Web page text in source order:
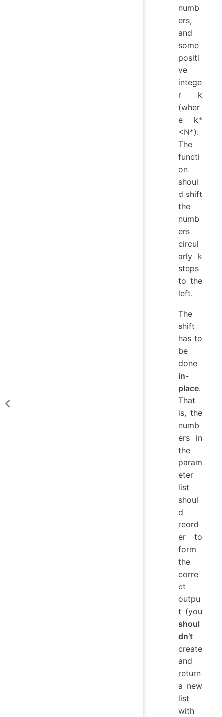
numb
ers,
and
some
positi
ve
intege
r k
(wher
e k*
<N*).
The
functi
on
shoul
d shift
the
numb
ers
circul
arly k
steps
to the
left.
The
shift
has to
be
done
in-
place.
That
is, the
numb
ers in
the
param
eter
list
shoul
d
reord
er to
form
the
corre
ct
outpu
t (you
shoul
dn’t
create
and
return
a new
list
with